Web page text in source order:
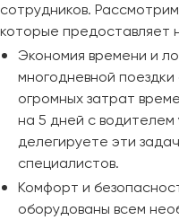
сотрудников.
которые предоставляет
Экономия времени и
многодневной
огромных затрат
на 5 дней с водителем
делегируете эти
специалистов.
Комфорт и
оборудованы всем